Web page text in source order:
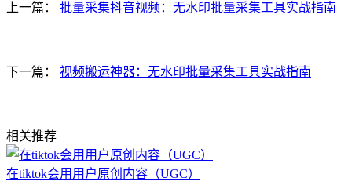
上一篇： 批量采集抖音视频：无水印批量采集工具实战指南
下一篇： 视频搬运神器：无水印批量采集工具实战指南
相关推荐
在tiktok会用用户原创内容（UGC）